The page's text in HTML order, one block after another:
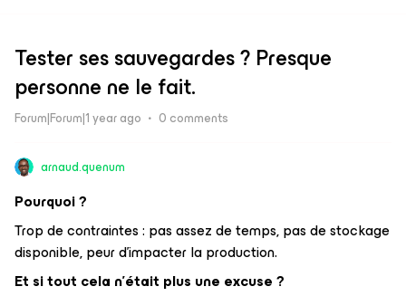
Tester ses sauvegardes ? Presque
personne ne le fait.
Forum|Forum|1 year ago 0 comments
arnaud.quenum
Pourquoi ?
Trop de contraintes : pas assez de temps, pas de stockage
disponible, peur d’impacter la production.
Et si tout cela n’était plus une excuse ?